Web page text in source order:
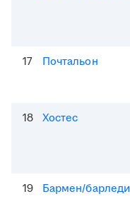
17 Почтальон
18 Хостес
19 Бармен/барледи